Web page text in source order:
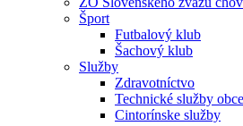
Šport
Futbalový klub
Šachový klub
Služby
Zdravotníctvo
Technické služby obce
Cintorínske služby